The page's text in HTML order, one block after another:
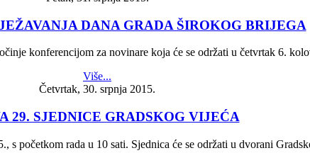
DANA GRADA ŠIROKOG BRIJEGA
konferencijom za novinare koja će se održati u četvrtak 6.
Više...
Četvrtak, 30. srpnja 2015.
29. SJEDNICE GRADSKOG VIJEĆA
početkom rada u 10 sati. Sjednica će se održati u dvorani